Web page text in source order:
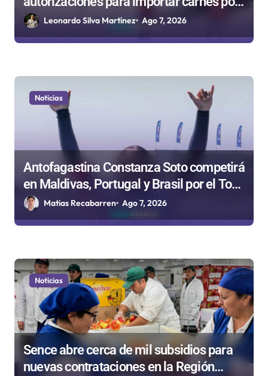
s
Paso Jama
Leonardo Silva Martínez Ago 7, 2026
Noticias
Antofagastina Constanza Soto competirá
en Maldivas, Portugal y Brasil por el Tour
Mundial de Bodyboard
Matias Recabarren Ago 7, 2026
Noticias
Sence abre cerca de mil subsidios para
nuevas contrataciones en la Región